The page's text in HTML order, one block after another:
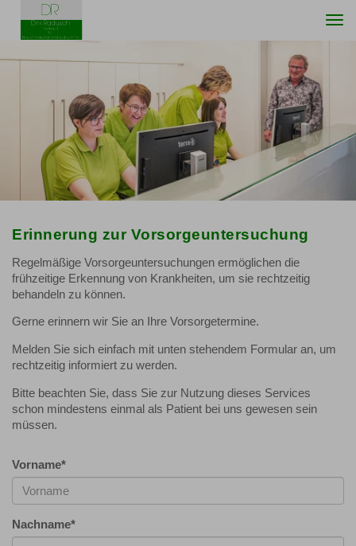
Erinnerung zur Vorsorgeuntersuchung
Regelmäßige Vorsorgeuntersuchungen ermöglichen die
frühzeitige Erkennung von Krankheiten, um sie rechtzeitig
behandeln zu können.
Gerne erinnern wir Sie an Ihre Vorsorgetermine.
Melden Sie sich einfach mit unten stehendem Formular an, um
rechtzeitig informiert zu werden.
Bitte beachten Sie, dass Sie zur Nutzung dieses Services
schon mindestens einmal als Patient bei uns gewesen sein
müssen.
Vorname*
Nachname*